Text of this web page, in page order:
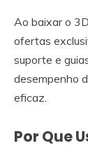
Ao baixar o
ofertas
suporte e
desempenho
eficaz.
Por Que